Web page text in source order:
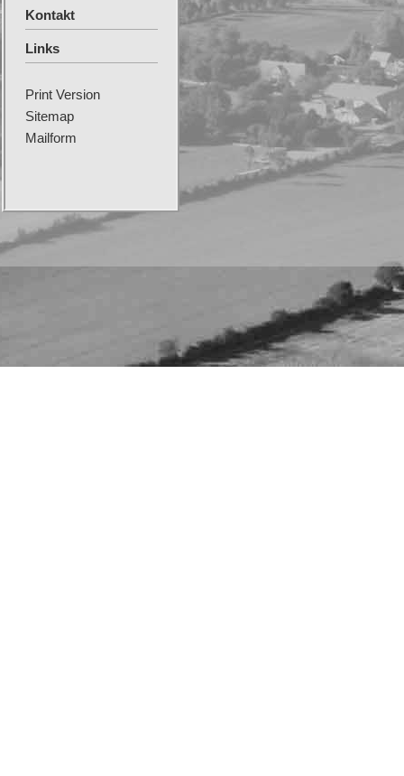
Kontakt
Links
Print Version
Sitemap
Mailform